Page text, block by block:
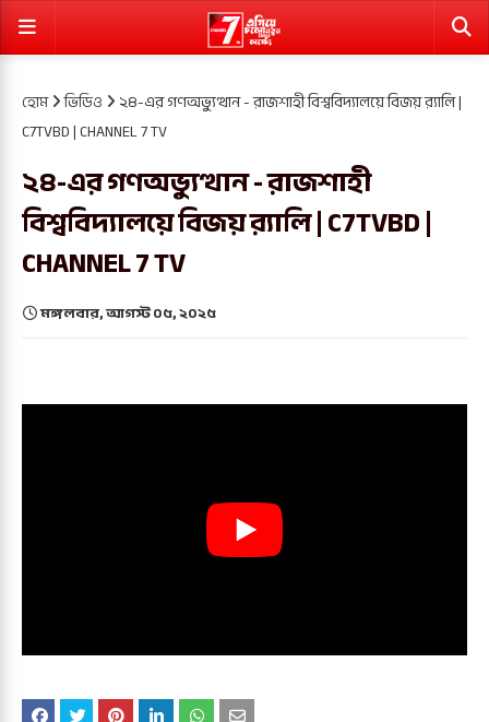
হোম ভিডিও
২৪-এর গণঅভ্যুত্থান - রাজশাহী বিশ্ববিদ্যালয়ে বিজয় র‍্যালি |
C7TVBD | CHANNEL 7 TV
২৪-এর গণঅভ্যুত্থান - রাজশাহী
বিশ্ববিদ্যালয়ে বিজয় র‍্যালি | C7TVBD |
CHANNEL 7 TV
মঙ্গলবার, আগস্ট ০৫, ২০২৫